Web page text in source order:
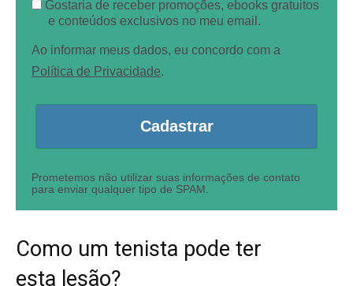
Gostaria de receber promoções, ebooks gratuitos
e conteúdos exclusivos no meu email.
Ao informar meus dados, eu concordo com a
Política de Privacidade.
Cadastrar
Prometemos não utilizar suas informações de contato
para enviar qualquer tipo de SPAM.
Como um tenista pode ter
esta lesão?